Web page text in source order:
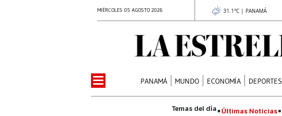
MIÉRCOLES 05 AGOSTO 2026 31.1°C | PANAMÁ
PANAMÁ MUNDO ECONOMÍA DEPORTES
Últimas Noticias